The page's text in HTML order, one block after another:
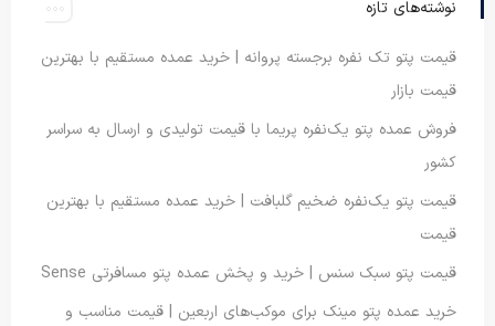
نوشته‌های تازه
قیمت پتو تک نفره برجسته پروانه | خرید عمده مستقیم با بهترین
قیمت بازار
فروش عمده پتو یک‌نفره پریما با قیمت تولیدی و ارسال به سراسر
کشور
قیمت پتو یک‌نفره ضخیم گلبافت | خرید عمده مستقیم با بهترین
قیمت
قیمت پتو سبک سنس | خرید و پخش عمده پتو مسافرتی Sense
خرید عمده پتو مینک برای موکب‌های اربعین | قیمت مناسب و